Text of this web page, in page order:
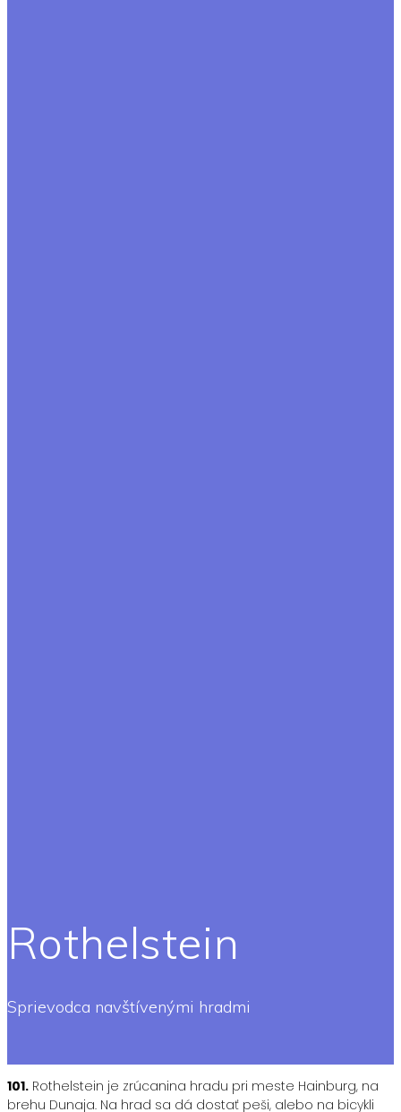
Rothelstein
Sprievodca navštívenými hradmi
101. Rothelstein je zrúcanina hradu pri meste Hainburg, na
brehu Dunaja. Na hrad sa dá dostať peši, alebo na bicykli